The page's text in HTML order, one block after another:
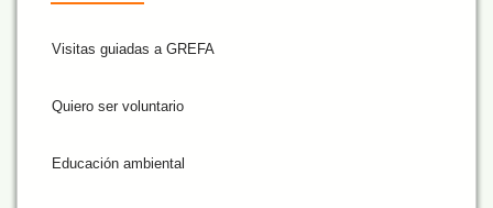
Visitas guiadas a GREFA
Quiero ser voluntario
Educación ambiental